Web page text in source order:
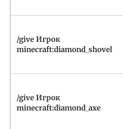
/give Игрок
minecraft:diamond_shovel
/give Игрок
minecraft:diamond_axe